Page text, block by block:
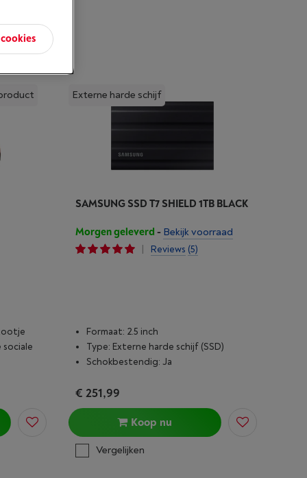
Externe harde schijf
SAMSUNG SSD T7 SHIELD 1TB BLACK
Morgen geleverd - Bekijk voorraad
|
Reviews (5)
Formaat: 2.5 inch
Type: Externe harde schijf (SSD)
Schokbestendig: Ja
€ 251,99
Koop nu
Vergelijken